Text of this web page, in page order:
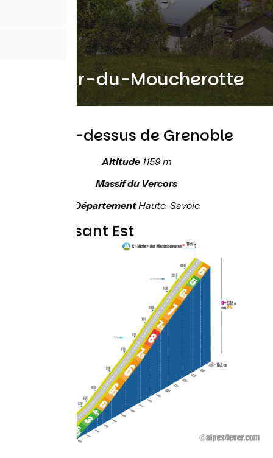
St-Nizier-du-Moucherotte
Juste au-dessus de Grenoble
Altitude1159 m
Massif du Vercors
DépartementHaute-Savoie
Topo versant Est